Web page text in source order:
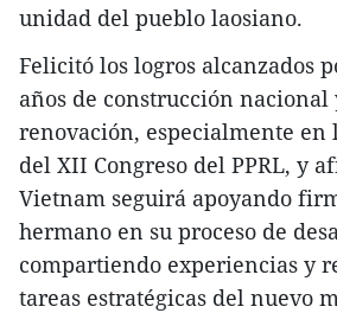
unidad del pueblo laosiano.
Felicitó los logros alcanzados
años de construcción nacional
renovación, especialmente en
del XII Congreso del PPRL, y
Vietnam seguirá apoyando
hermano en su proceso de
compartiendo experiencias y
tareas estratégicas del nuevo